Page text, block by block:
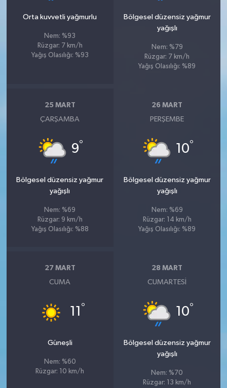
Orta kuvvetli yağmurlu
Nem: %93
Rüzgar: 7 km/h
Yağış Olasılığı: %93
Bölgesel düzensiz yağmur
yağışlı
Nem: %79
Rüzgar: 7 km/h
Yağış Olasılığı: %89
25 MART
ÇARŞAMBA
9°
Bölgesel düzensiz yağmur
yağışlı
Nem: %69
Rüzgar: 9 km/h
Yağış Olasılığı: %88
26 MART
PERŞEMBE
10°
Bölgesel düzensiz yağmur
yağışlı
Nem: %69
Rüzgar: 14 km/h
Yağış Olasılığı: %89
27 MART
CUMA
11 °
Güneşli
Nem: %60
Rüzgar: 10 km/h
28 MART
CUMARTESI
10°
Bölgesel düzensiz yağmur
yağışlı
Nem: %70
Rüzgar: 13 km/h